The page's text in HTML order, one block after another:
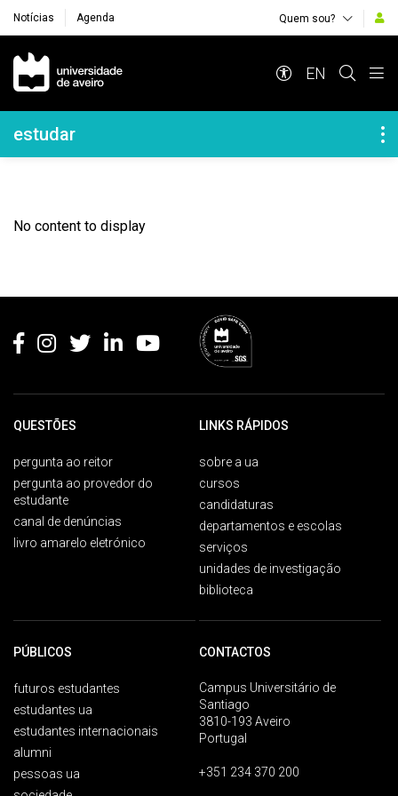
Notícias Agenda Quem sou?
Navegação Principal
EN
Navegação Lateral
estudar
No content to display
QUESTÕES
pergunta ao reitor
pergunta ao provedor do
estudante
canal de denúncias
livro amarelo eletrónico
LINKS RÁPIDOS
sobre a ua
cursos
candidaturas
departamentos e escolas
serviços
unidades de investigação
biblioteca
PÚBLICOS
futuros estudantes
estudantes ua
estudantes internacionais
alumni
pessoas ua
CONTACTOS
Campus Universitário de
Santiago
3810-193 Aveiro
Portugal
+351 234 370 200